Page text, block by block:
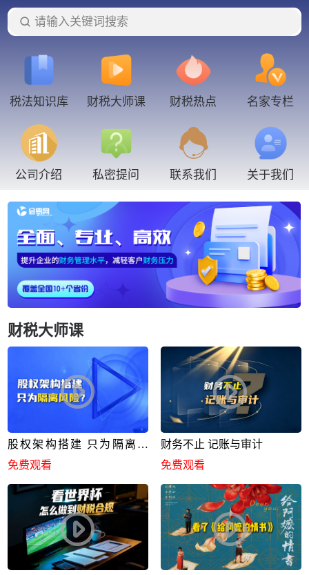
请输入关键词搜索
税法知识库 财税大师课 财税热点 名家专栏
公司介绍 私密提问 联系我们 关于我们
财税大师课
股权架构搭建 只为隔离风
险？
免费观看
财务不止 记账与审计
免费观看